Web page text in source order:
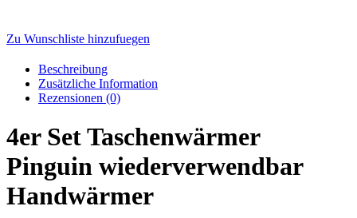
Zu Wunschliste hinzufuegen
Beschreibung
Zusätzliche Information
Rezensionen (0)
4er Set Taschenwärmer
Pinguin wiederverwendbar
Handwärmer